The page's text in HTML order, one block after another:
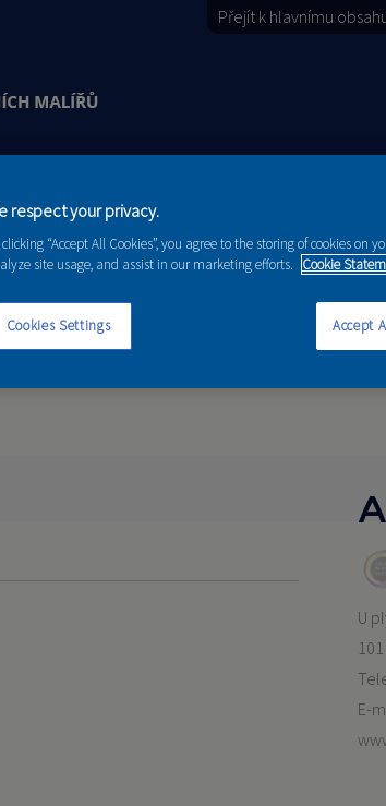
Přejít k hlavnímu
PORADENSTVÍ
U
E-
respect your privacy.
clicking “Accept All Cookies”, you agree to the storing of cookies on
site usage, and assist in our marketing efforts. Cookie
Cookies Settings Accept